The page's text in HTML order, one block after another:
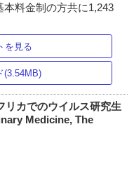
料金制の方共に1,243
を見る
(3.54MB)
リカでのウイルス研究生
Medicine, The